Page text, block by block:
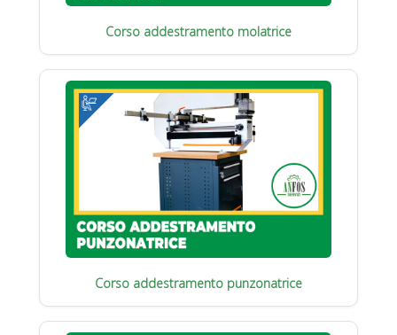
Corso addestramento molatrice
Corso addestramento punzonatrice